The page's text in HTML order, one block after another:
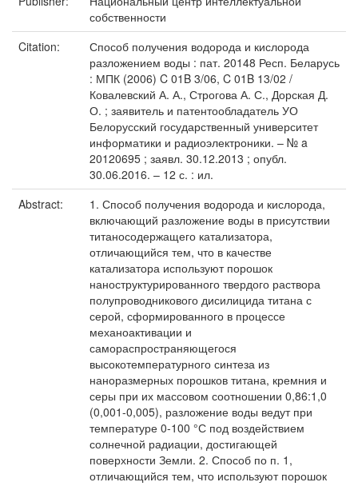
собственности
Citation:
Способ получения водорода и кислорода
разложением воды : пат. 20148 Респ. Беларусь
: МПК (2006) C 01B 3/06, C 01B 13/02 /
Ковалевский А. А., Строгова А. С., Дорская Д.
О. ; заявитель и патентообладатель УО
Белорусский государственный университет
информатики и радиоэлектроники. – № a
20120695 ; заявл. 30.12.2013 ; опубл.
30.06.2016. – 12 с. : ил.
Abstract:
1. Способ получения водорода и кислорода,
включающий разложение воды в присутствии
титаносодержащего катализатора,
отличающийся тем, что в качестве
катализатора используют порошок
наноструктурированного твердого раствора
полупроводникового дисилицида титана с
серой, сформированного в процессе
механоактивации и
самораспространяющегося
высокотемпературного синтеза из
наноразмерных порошков титана, кремния и
серы при их массовом соотношении 0,86:1,0
(0,001-0,005), разложение воды ведут при
температуре 0-100 °С под воздействием
солнечной радиации, достигающей
поверхности Земли. 2. Способ по п. 1,
отличающийся тем, что используют порошок